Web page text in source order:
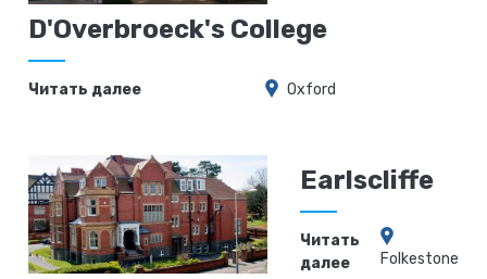
D'Overbroeck's College
Читать далее Oxford
Earlscliffe
Читать
далее
Folkestone